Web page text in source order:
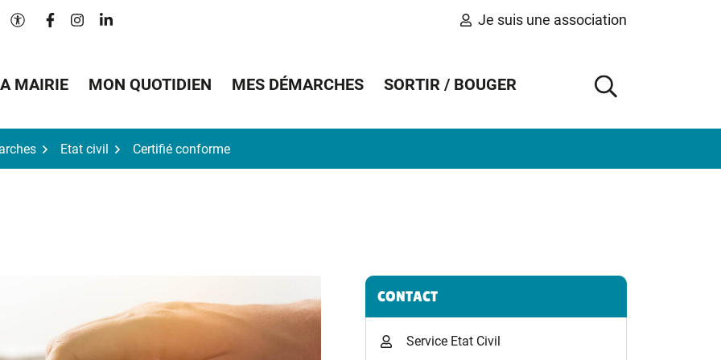
Paramètres d'accessibilité
Lien vers le compte Facebook
Lien vers le compte Instagram
Lien vers le compte Linkedin Je suis une association
MAIRIE MON QUOTIDIEN MES DÉMARCHES SORTIR / BOUGER
AFFICHER
Etat civil Certifié conforme
Informations complémentaires
CONTACT
Service Etat Civil